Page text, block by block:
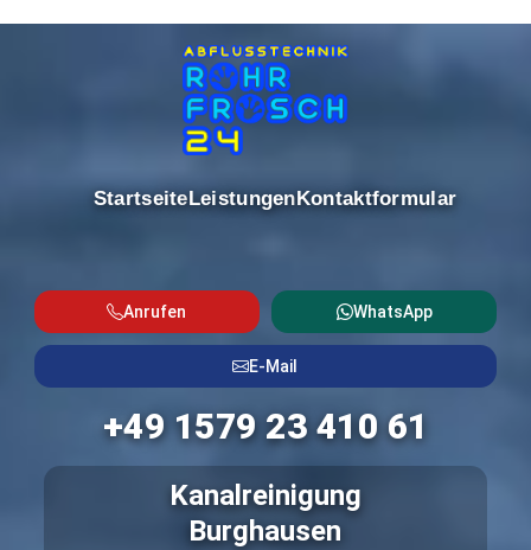
StartseiteLeistungenKontaktformular
Anrufen WhatsApp
E-Mail
+49 1579 23 410 61
Kanalreinigung
Burghausen